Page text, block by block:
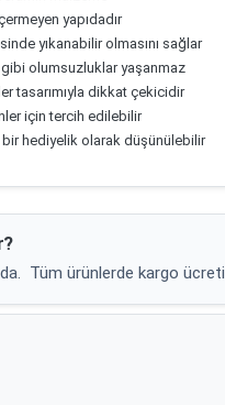
yapıdadır
yıkanabilir olmasını sağlar
olumsuzluklar yaşanmaz
tasarımıyla dikkat çekicidir
için tercih edilebilir
bir hediyelik olarak düşünülebilir
Tüm ürünlerde kargo ücreti